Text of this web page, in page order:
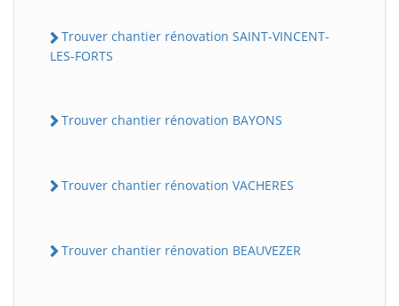
Trouver chantier rénovation SAINT-VINCENT-
LES-FORTS
Trouver chantier rénovation BAYONS
Trouver chantier rénovation VACHERES
Trouver chantier rénovation BEAUVEZER